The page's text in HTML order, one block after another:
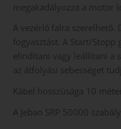
megakadályozza a motor
A vezérlő falra
fogyasztást. A Start/
elindítani vagy leállítani a
az átfolyási sebességet
Kábel hosszúsága 10 méter.
A Jebao SRP 50000